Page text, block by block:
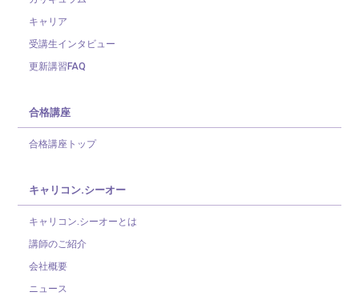
キャリア
受講生インタビュー
更新講習FAQ
合格講座
合格講座トップ
キャリコン.シーオー
キャリコン.シーオーとは
講師のご紹介
会社概要
ニュース